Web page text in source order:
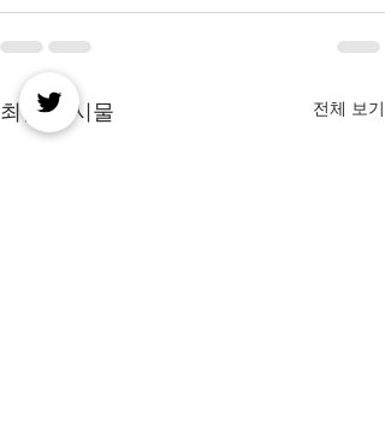
최근 게시물 전체 보기